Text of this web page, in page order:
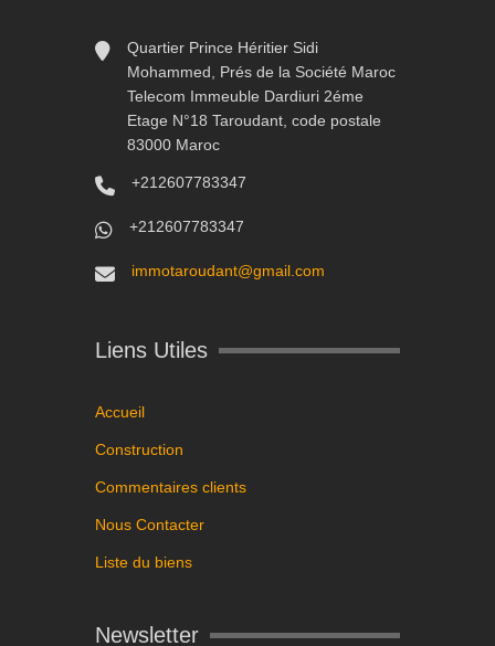
Quartier Prince Héritier Sidi
Mohammed, Prés de la Société Maroc
Telecom Immeuble Dardiuri 2éme
Etage N°18 Taroudant, code postale
83000 Maroc
+212607783347
+212607783347
immotaroudant@gmail.com
Liens Utiles
Accueil
Construction
Commentaires clients
Nous Contacter
Liste du biens
Newsletter